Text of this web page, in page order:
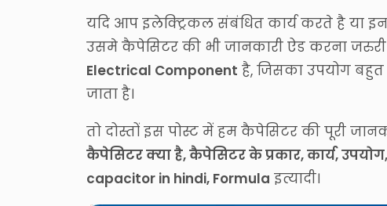
यदि आप इलेक्ट्रिकल संबंधित कार्य करते है या
उसमे कैपेसिटर की भी जानकारी ऐड करना जरुरी
Electrical Component है, जिसका उपयोग बहुत
जाता है।
तो दोस्तों इस पोस्ट में हम कैपेसिटर की पूरी
कैपेसिटर क्या है, कैपेसिटर के प्रकार, कार्य,
capacitor in hindi, Formula इत्यादी।